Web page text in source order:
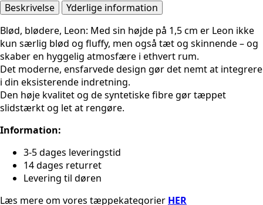
Beskrivelse
Yderlige information
Blød, blødere, Leon: Med sin højde på 1,5 cm er Leon ikke
kun særlig blød og fluffy, men også tæt og skinnende – og
skaber en hyggelig atmosfære i ethvert rum.
Det moderne, ensfarvede design gør det nemt at integrere
i din eksisterende indretning.
Den høje kvalitet og de syntetiske fibre gør tæppet
slidstærkt og let at rengøre.
Information:
3-5 dages leveringstid
14 dages returret
Levering til døren
Læs mere om vores tæppekategorier HER